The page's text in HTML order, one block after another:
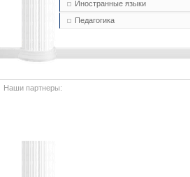
Иностранные языки
Педагогика
Наши партнеры: